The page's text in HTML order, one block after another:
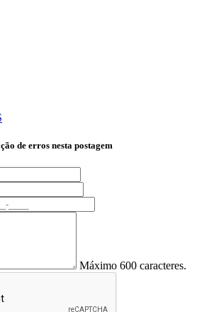
de erros nesta postagem
Máximo 600 caracteres.